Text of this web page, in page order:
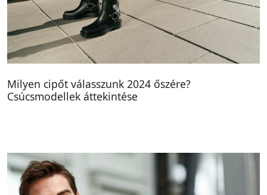
Milyen cipőt válasszunk 2024 őszére?
Csúcsmodellek áttekintése